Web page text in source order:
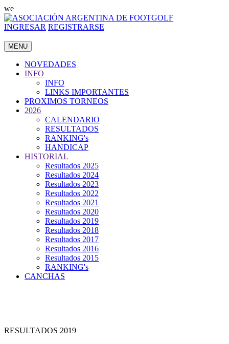
we
INGRESAR REGISTRARSE
MENU
NOVEDADES
INFO
INFO
LINKS IMPORTANTES
PROXIMOS TORNEOS
2026
CALENDARIO
RESULTADOS
RANKING's
HANDICAP
HISTORIAL
Resultados 2025
Resultados 2024
Resultados 2023
Resultados 2022
Resultados 2021
Resultados 2020
Resultados 2019
Resultados 2018
Resultados 2017
Resultados 2016
Resultados 2015
RANKING's
CANCHAS
RESULTADOS 2019